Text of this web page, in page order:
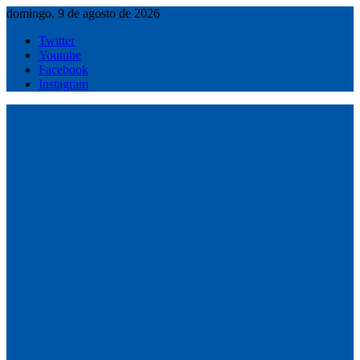
Saltar
contenido
domingo, 9 de agosto de 2026
Twitter
Youtube
Facebook
Instagram